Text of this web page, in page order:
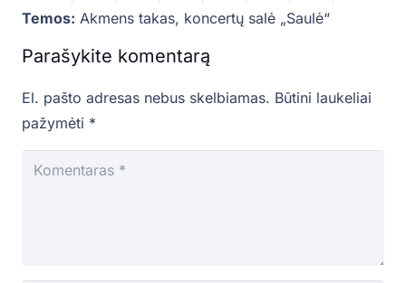
Temos: Akmens takas, koncertų salė „Saulė“
Parašykite komentarą
El. pašto adresas nebus skelbiamas. Būtini laukeliai
pažymėti *